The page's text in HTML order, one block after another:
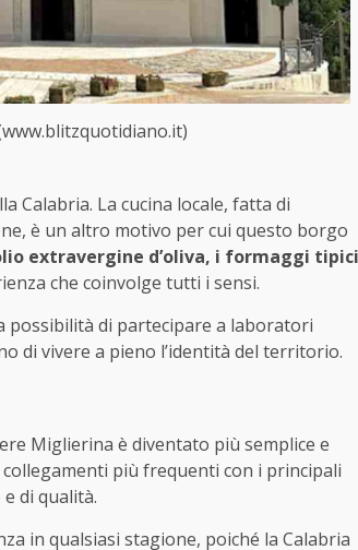
Calabria. La cucina locale, fatta di
è un altro motivo per cui questo borgo
extravergine d’oliva, i formaggi tipici
che coinvolge tutti i sensi.
possibilità di partecipare a laboratori
di vivere a pieno l’identità del territorio.
Miglierina è diventato più semplice e
più frequenti con i principali
di qualità.
in qualsiasi stagione, poiché la Calabria